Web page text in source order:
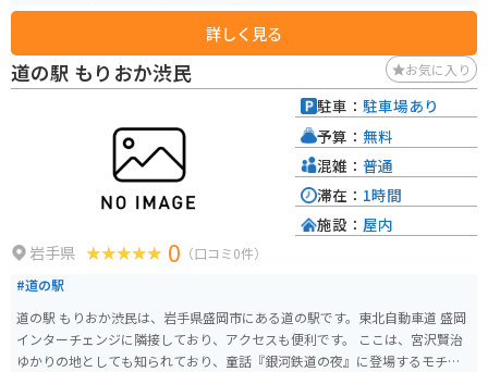
品である「南部鉄器」を扱うお店などがあります。 また、レストランでは、
地元産の食材を使った郷土料理や、岩手県産のブランド豚「岩中豚」を使っ
た料理などが楽しめます。 バイクで訪れる場合、道の駅には広々とした駐車
場が完備されているので安心です。ツーリングの休憩場所としても最適です。
道の駅 石神の丘は、岩手町の魅力を満喫できるスポットです。ぜひ訪れてみ
詳しく見る
道の駅 もりおか渋民 お気に入り
岩手県 0 （口コミ0件）
#道の駅
道の駅 もりおか渋民は、岩手県盛岡市にある道の駅です。東北自動車道 盛岡
インターチェンジに隣接しており、アクセスも便利です。 ここは、宮沢賢治
ゆかりの地としても知られており、童話『銀河鉄道の夜』に登場するモチー
駐車： 駐車場あり
予算： 無料
混雑： 普通
滞在： 1時間
施設： 屋内